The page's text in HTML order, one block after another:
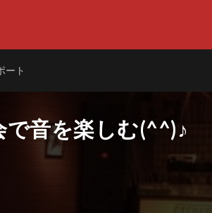
ート
で音を楽しむ(^^)♪